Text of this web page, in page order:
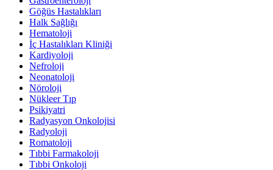
Göğüs Hastalıkları
Halk Sağlığı
Hematoloji
İç Hastalıkları Kliniği
Kardiyoloji
Nefroloji
Neonatoloji
Nöroloji
Nükleer Tıp
Psikiyatri
Radyasyon Onkolojisi
Radyoloji
Romatoloji
Tıbbi Farmakoloji
Tıbbi Onkoloji